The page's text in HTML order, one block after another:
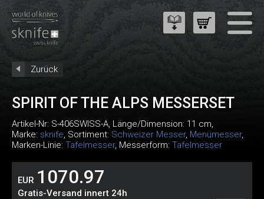
Zurück
SPIRIT OF THE ALPS MESSERSET
Artikel-Nr: S-406SWISS-A, Länge/Dimension: 11 cm,
Marke: sknife, Sortiment: Schweizer Messer, Menümesser,
Marken-Linie: Tafelmesser, Messerform: Tafelmesser
EUR 1070.97
Gratis-Versand innert 24h